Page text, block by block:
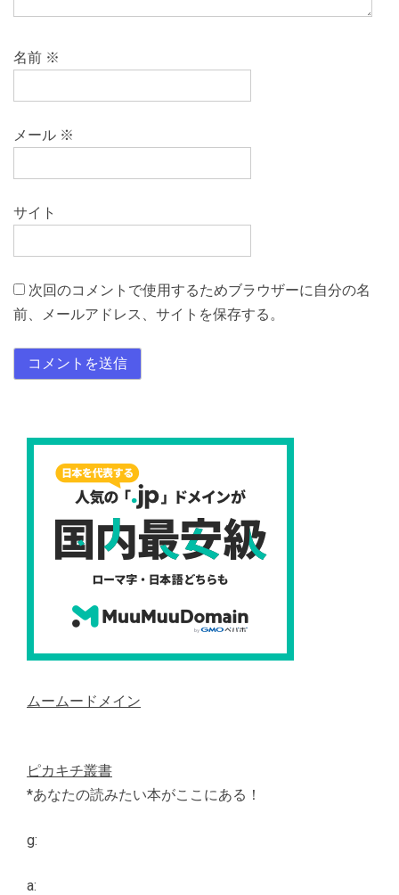
名前 ※
メール ※
サイト
次回のコメントで使用するためブラウザーに自分の名
前、メールアドレス、サイトを保存する。
ムームードメイン
ピカキチ叢書
*あなたの読みたい本がここにある！
g:
a: